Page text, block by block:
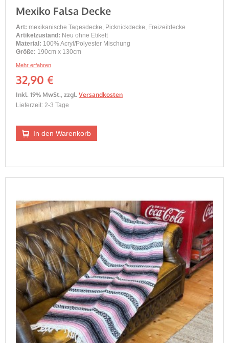
Mexiko Falsa Decke
Art: mexikanische Tagesdecke, Picknickdecke, Freizeitdecke
Artikelzustand: Neu ohne Etikett
Material: 100% Acryl/Polyester Mischung
Größe: 190cm x 130cm
Mehr erfahren
32,90 €
Inkl. 19% MwSt., zzgl. Versandkosten
Lieferzeit: 2-3 Tage
In den Warenkorb